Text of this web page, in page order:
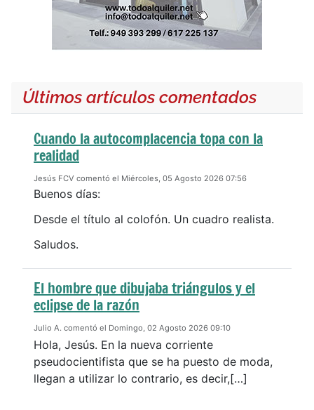
Últimos artículos comentados
Cuando la autocomplacencia topa con la
realidad
Jesús FCV comentó el Miércoles, 05 Agosto 2026 07:56
Buenos días:
Desde el título al colofón. Un cuadro realista.
Saludos.
El hombre que dibujaba triángulos y el
eclipse de la razón
Julio A. comentó el Domingo, 02 Agosto 2026 09:10
Hola, Jesús. En la nueva corriente
pseudocientifista que se ha puesto de moda,
llegan a utilizar lo contrario, es decir,[…]